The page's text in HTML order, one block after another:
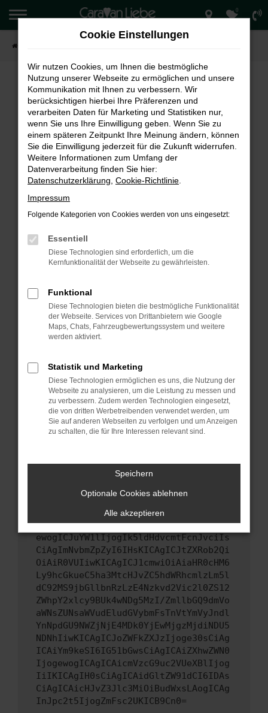
Zum
Hauptinhalt
springen
0
FEHLER: NETWORK ERROR
Beim Laden ist ein Fehler aufgetreten.
Hier sind ein paar Tipps, die dir helfen können:
Überprüfe deine Firewall und deine
Internetverbindung.
Laden andere Webseiten, zum Beispiel deine
Suchmaschine?
Prüfe deine Browsererweiterungen.
können das Laden bestimmter Seiten
verhindern. Funktioniert die Seite in einem
Starte dein Gerät neu.
Das kann manchmal helfen, vorübergehende
Probleme zu beheben.
sind.
Veraltete Software birgt nicht nur ein
Sicherheitsrisiko, sondern kann auch dazu
führen, dass bestimmte Funktionen nicht mehr
unterstützt werden.
hast, kontaktiere uns bitte. Wir werden
uns diesen Text schicken, um uns bei der
Fehlersuche zu unterstützen:
ewogICJuYW1lIjogIk5ldHdvcmtFcnJvciIs
CiAgImNvbmZpZyI6IHsKICAgICJtZXRob2Qi
OiAiR0VUIiwKICAgICJ1cmwiOiAiaHR0cHM6
Ly9hcGkueC5ha3MtcHJvZC5hdWRhcmlzLm5l
dC92MS9jbGllbnRzLzE4Nzkvd2Vic2l0ZS12
ZWhpY2xlcy9BUk4wNDg5MzI/ZmllbGQ9dmVo
aWNsZUNsaWVudEludGVybmFsTnVtYmVyJndl
YnNpdGU9NWZjNjE4MDk0YjEwMjgzMjdiNDU5
NDNhIiwKICAgICJoZWFkZXJzIjoge30sCiAg
ICAiYm9keSI6IG51bGwsCiAgICAiZXhwZWN0
IjogewogICAgICAicmVzcG9uc2VUeXBlIjog
IiIKICAgIH0sCiAgICAidGltZW91dCI6IDAs
CiAgICAicHJvZ3Jlc3MiOiBudWxsLAogICAg
InJpc2t5IjogZmFsc2UKICB9Cn0=
Cookie Einstellungen
Wir nutzen Cookies, um Ihnen die bestmögliche
Nutzung unserer Webseite zu ermöglichen und unsere
Kommunikation mit Ihnen zu verbessern. Wir
berücksichtigen hierbei Ihre Präferenzen und
verarbeiten Daten für Marketing und Statistiken nur,
wenn Sie uns Ihre Einwilligung geben. Wenn Sie zu
einem späteren Zeitpunkt Ihre Meinung ändern, können
Sie die Einwilligung jederzeit für die Zukunft widerrufen.
Weitere Informationen zum Umfang der
Datenverarbeitung finden Sie hier:
Datenschutzerklärung Cookie-Richtlinie
Impressum
Folgende Kategorien von Cookies werden von uns eingesetzt:
Essentiell
Diese Technologien sind erforderlich, um die
Kernfunktionalität der Webseite zu gewährleisten.
Funktional
Diese Technologien bieten die bestmögliche Funktionalität
der Webseite. Services von Drittanbietern wie Google
Maps, Chats, Fahrzeugbewertungssystem und weitere
werden aktiviert.
Statistik und Marketing
Diese Technologien ermöglichen es uns, die Nutzung der
Webseite zu analysieren, um die Leistung zu messen und
zu verbessern. Zudem werden Technologien eingesetzt,
die von dritten Werbetreibenden verwendet werden, um
Sie auf anderen Webseiten zu verfolgen und um Anzeigen
zu schalten, die für Ihre Interessen relevant sind.
Speichern
Optionale Cookies ablehnen
Alle akzeptieren